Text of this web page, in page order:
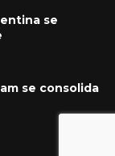
se
se consolida